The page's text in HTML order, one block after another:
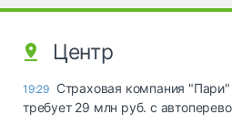
Центр
19:29 Страховая компания "Пари"
требует 29 млн руб. с